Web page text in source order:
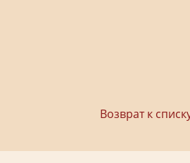
Возврат к